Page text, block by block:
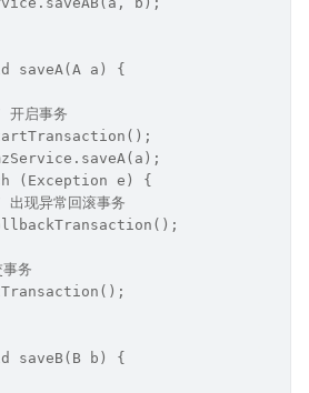
saveA(A a) {
启事务
(Exception e) {
现异常回滚事务
务
saveB(B b) {